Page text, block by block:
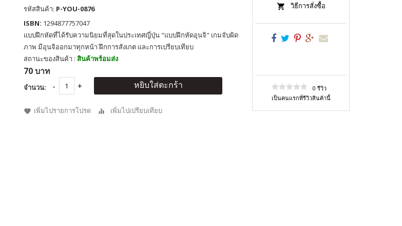
รหัสสินค้า: P-YOU-0876
ISBN: 1294877757047
แบบฝึกหัดที่ได้รับความนิยมที่สุดในประเทศญี่ปุ่น "แบบฝึกหัดอุนจิ" เกมจับผิด
ภาพ มีอุนจิออกมาทุกหน้า ฝึกการสังเกต และการเปรียบเทียบ
สถานะของสินค้า : สินค้าพร้อมส่ง
70 บาท
จำนวน: หยิบใส่ตะกร้า
เพิ่มไปรายการโปรด เพิ่มไปเปรียบเทียบ
วิธีการสั่งซื้อ
0 รีวิว
เป็นคนแรกที่รีวิวสินค้านี้